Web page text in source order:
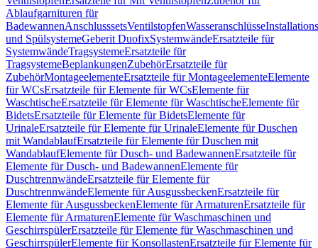
Ablaufgarnituren für
BadewannenAnschlusssetsVentilstopfenWasseranschlüsse
und SpülsystemeGeberit DuofixSystemwändeErsatzteile für
SystemwändeTragsystemeErsatzteile für
TragsystemeBeplankungenZubehörErsatzteile für
ZubehörMontageelementeErsatzteile für MontageelementeElemente
für WCsErsatzteile für Elemente für WCsElemente für
WaschtischeErsatzteile für Elemente für WaschtischeElemente für
BidetsErsatzteile für Elemente für BidetsElemente für
UrinaleErsatzteile für Elemente für UrinaleElemente für Duschen
mit WandablaufErsatzteile für Elemente für Duschen mit
WandablaufElemente für Dusch- und BadewannenErsatzteile für
Elemente für Dusch- und BadewannenElemente für
DuschtrennwändeErsatzteile für Elemente für
DuschtrennwändeElemente für AusgussbeckenErsatzteile für
Elemente für AusgussbeckenElemente für ArmaturenErsatzteile für
Elemente für ArmaturenElemente für Waschmaschinen und
GeschirrspülerErsatzteile für Elemente für Waschmaschinen und
GeschirrspülerElemente für KonsollastenErsatzteile für Elemente für